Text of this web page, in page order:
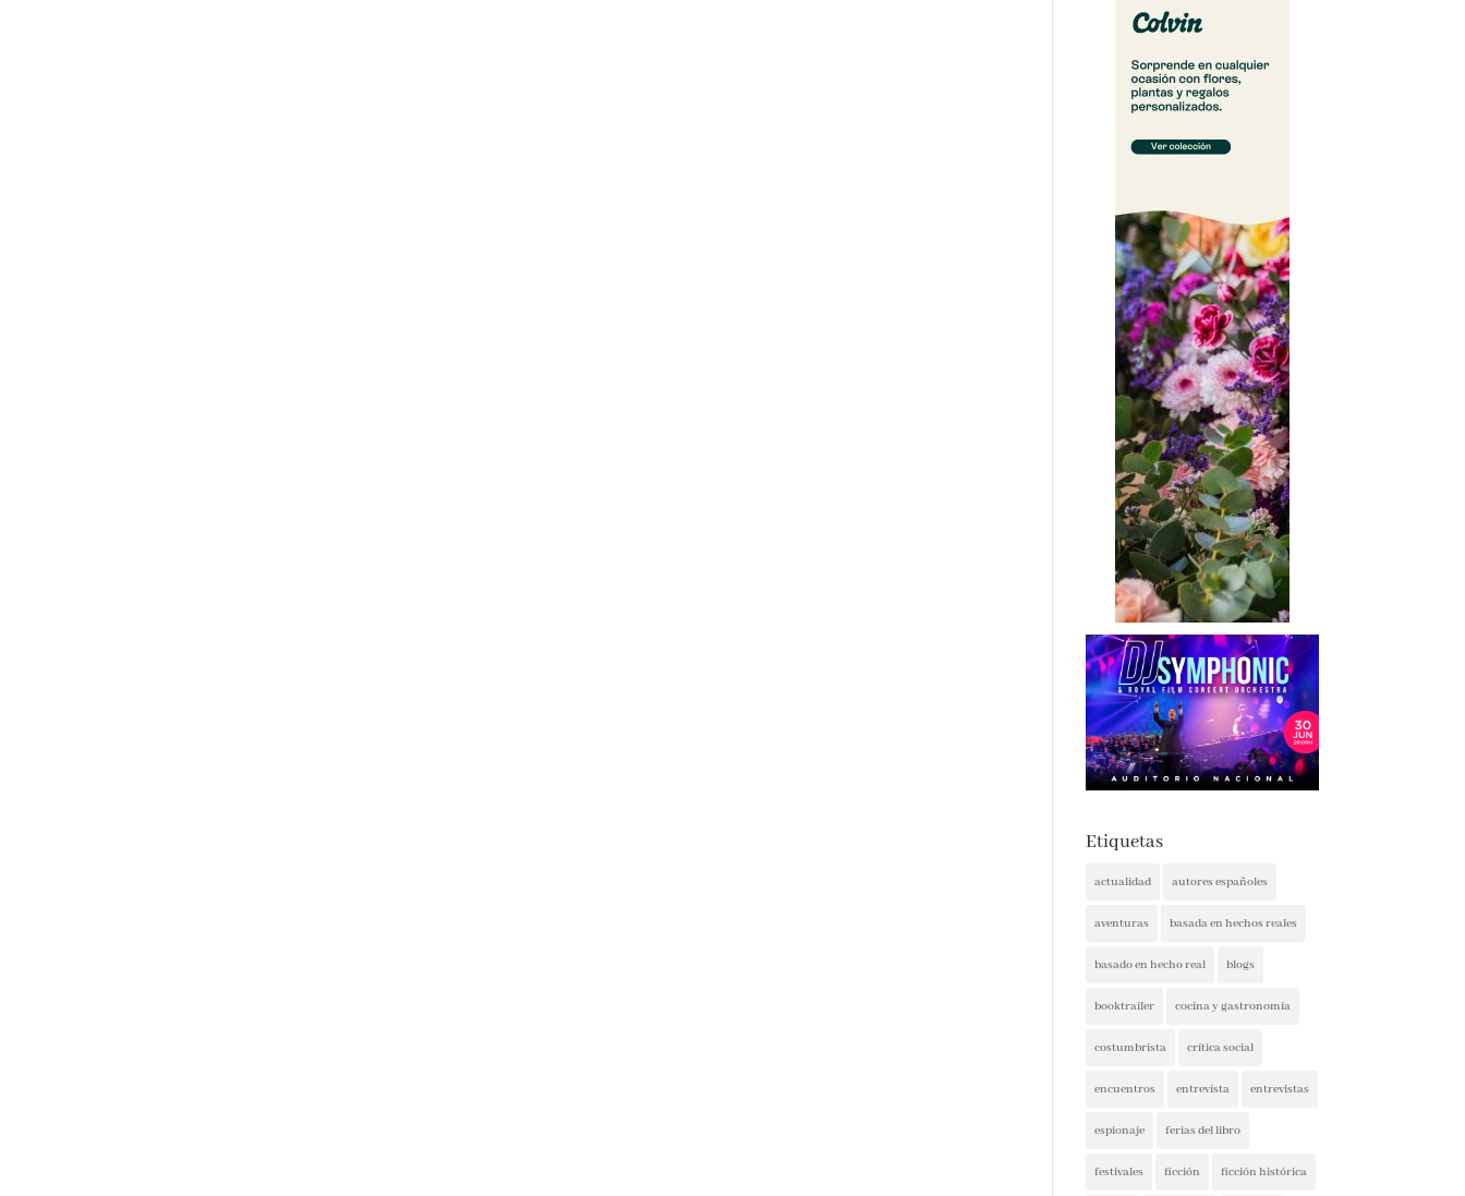
Etiquetas
actualidad autores españoles
aventuras basada en hechos reales
basado en hecho real blogs
booktrailer cocina y gastronomía
costumbrista crítica social
encuentros entrevista entrevistas
espionaje ferias del libro
festivales ficción ficción histórica